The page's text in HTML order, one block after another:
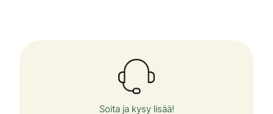
ä
Soita ja kysy lisää!